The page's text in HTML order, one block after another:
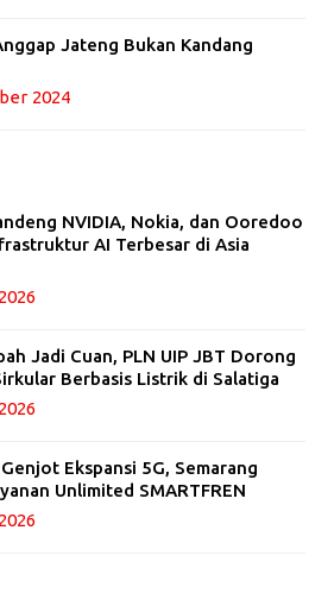
Jateng Bukan Kandang
2024
NVIDIA, Nokia, dan Ooredoo
AI Terbesar di Asia
Jadi Cuan, PLN UIP JBT Dorong
Berbasis Listrik di Salatiga
Ekspansi 5G, Semarang
Unlimited SMARTFREN